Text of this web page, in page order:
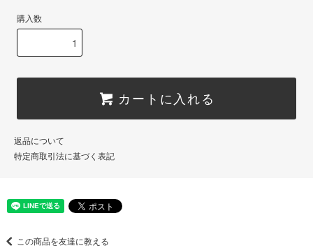
購入数
カートに入れる
返品について
特定商取引法に基づく表記
この商品を友達に教える